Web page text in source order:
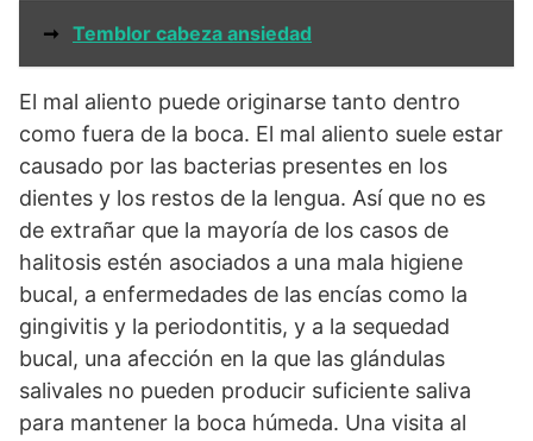
➞ Temblor cabeza ansiedad
El mal aliento puede originarse tanto dentro
como fuera de la boca. El mal aliento suele estar
causado por las bacterias presentes en los
dientes y los restos de la lengua. Así que no es
de extrañar que la mayoría de los casos de
halitosis estén asociados a una mala higiene
bucal, a enfermedades de las encías como la
gingivitis y la periodontitis, y a la sequedad
bucal, una afección en la que las glándulas
salivales no pueden producir suficiente saliva
para mantener la boca húmeda. Una visita al